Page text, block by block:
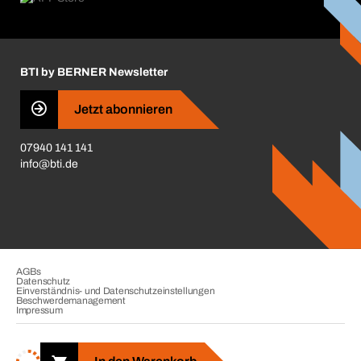
Insektenschutzplaner
Haftungsausschluss
Qualitätsmanagement
Zertifikate
CVV-Liste
BTI by BERNER Newsletter
Jetzt abonnieren
07940 141 141
info@bti.de
Copyright © 2026. BTI Befestigungstechnik GmbH & Co. KG. Alle
AGBs
Datenschutz
Einverständnis- und Datenschutzeinstellungen
Beschwerdemanagement
Impressum